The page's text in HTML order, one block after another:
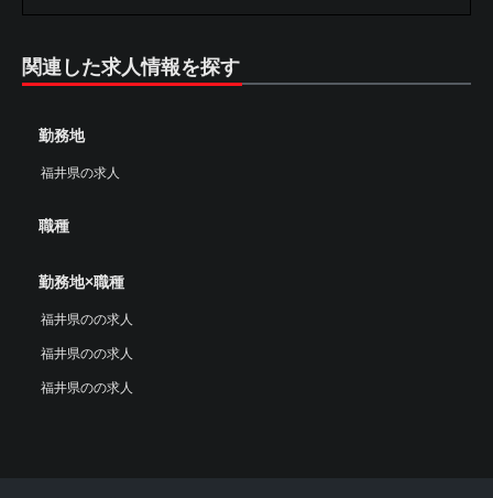
関連した求人情報を探す
勤務地
福井県の求人
職種
勤務地×職種
福井県のの求人
福井県のの求人
福井県のの求人